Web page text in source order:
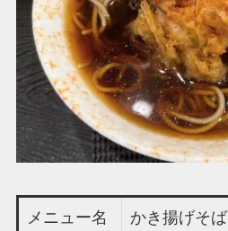
メニュー名 かき揚げそば